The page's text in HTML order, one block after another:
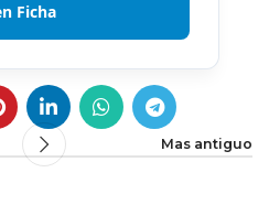
Ficha
Mas antiguo